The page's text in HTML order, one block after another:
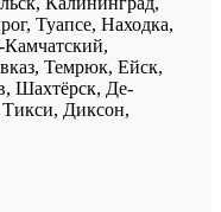
Туапсе, Находка,
Темрюк, Ейск,
Шахтёрск, Де-
Тикси, Диксон,